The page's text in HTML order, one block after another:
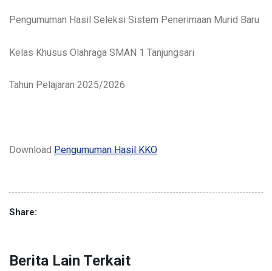
Pengumuman Hasil Seleksi Sistem Penerimaan Murid Baru
Kelas Khusus Olahraga SMAN 1 Tanjungsari
Tahun Pelajaran 2025/2026
Download Pengumuman Hasil KKO
Share:
Berita Lain Terkait